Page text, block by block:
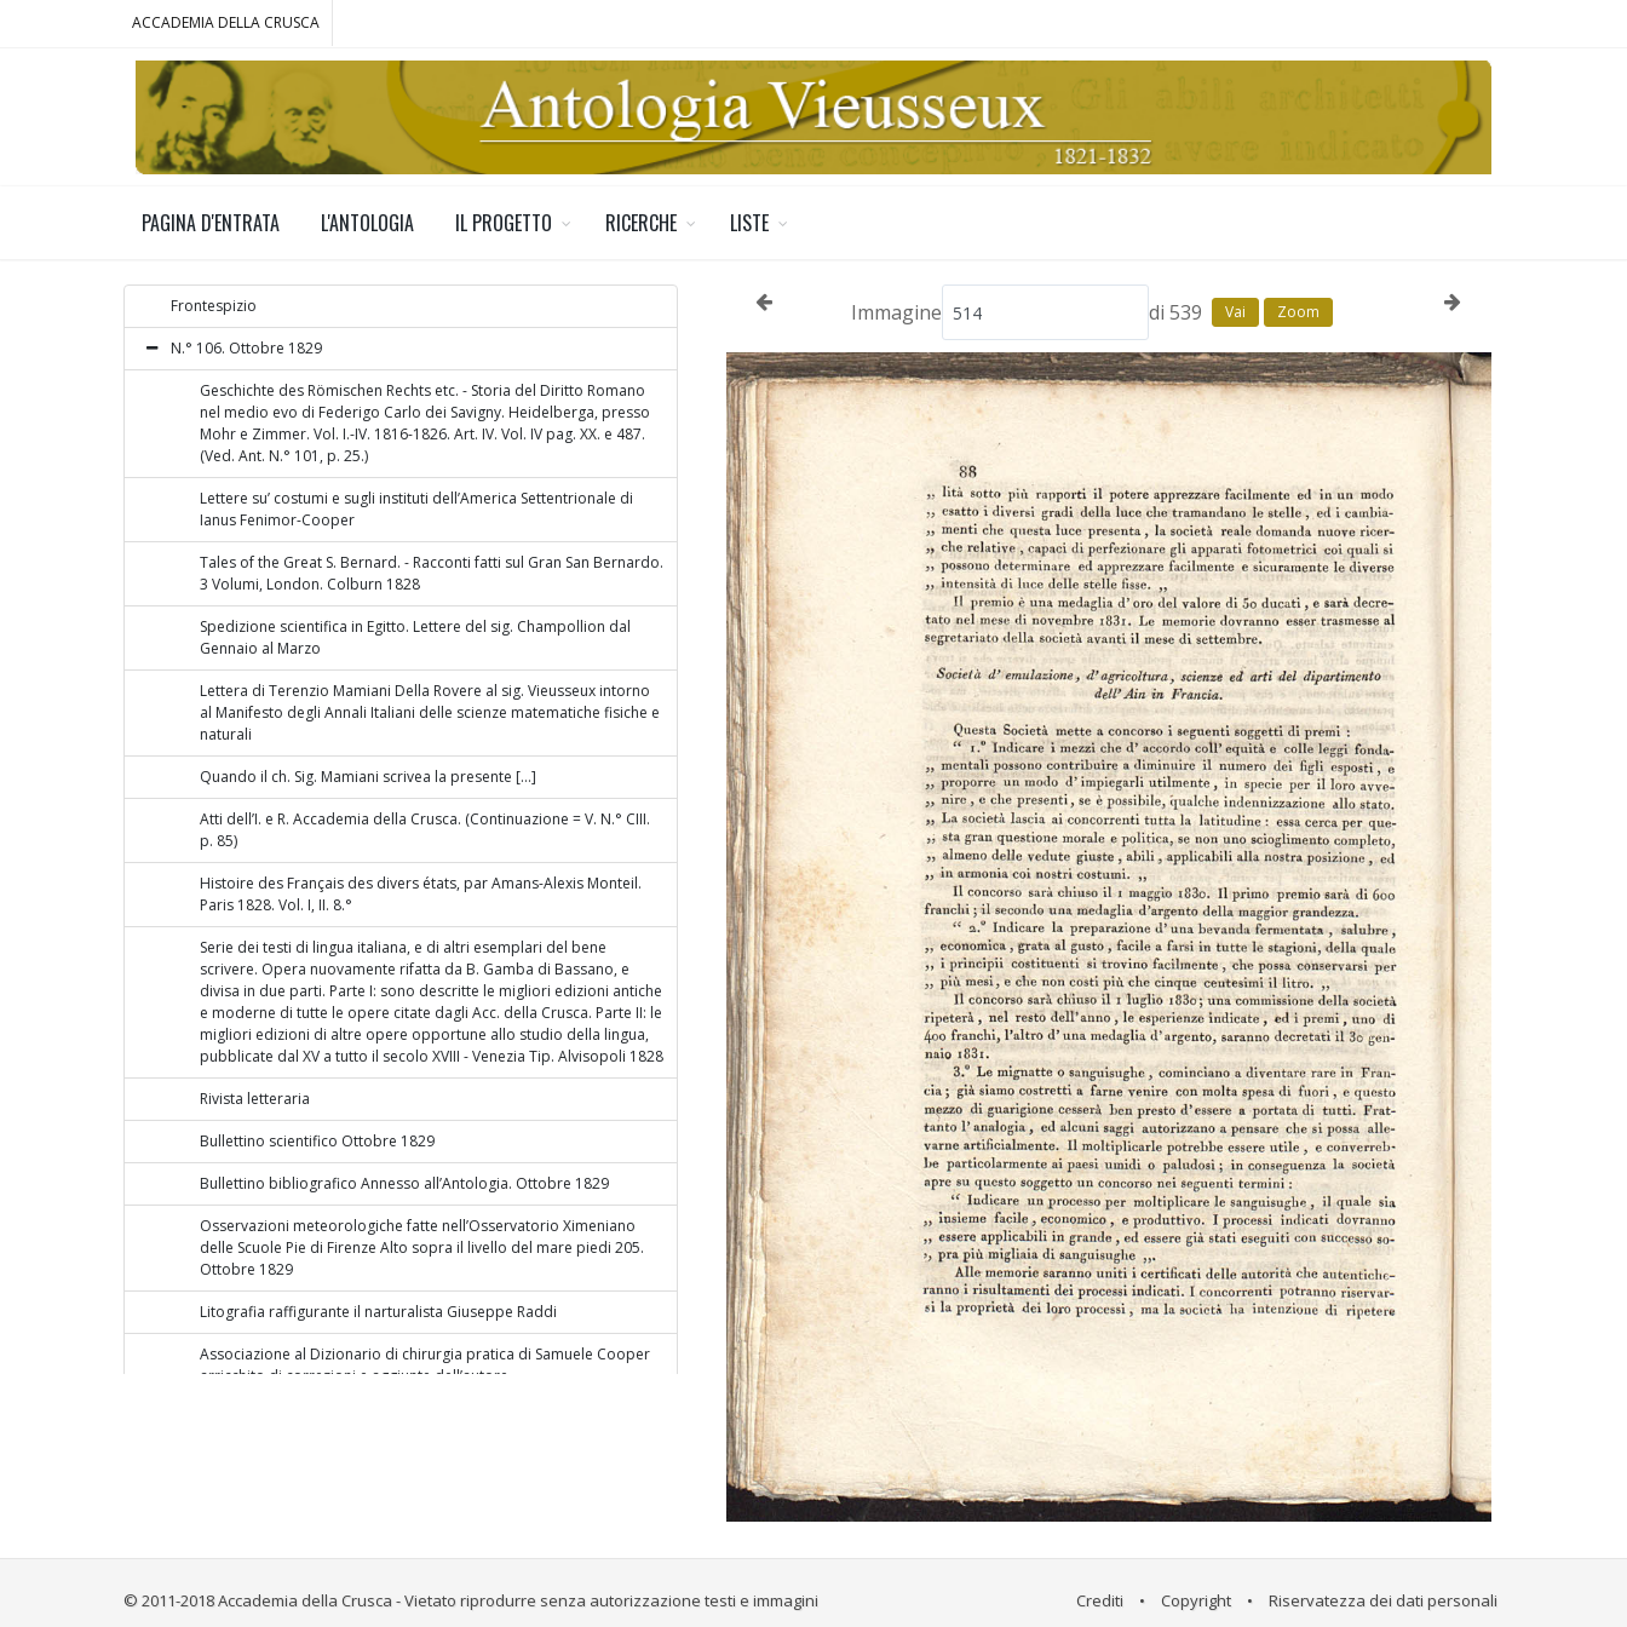
ACCADEMIA DELLA CRUSCA
PAGINA D'ENTRATA L'ANTOLOGIA IL PROGETTO RICERCHE LISTE
Frontespizio
N.° 106. Ottobre 1829
Geschichte des Römischen Rechts etc. - Storia del Diritto Romano
nel medio evo di Federigo Carlo dei Savigny. Heidelberga, presso
Mohr e Zimmer. Vol. I.-IV. 1816-1826. Art. IV. Vol. IV pag. XX. e 487.
(Ved. Ant. N.° 101, p. 25.)
Lettere su’ costumi e sugli instituti dell’America Settentrionale di
Ianus Fenimor-Cooper
Tales of the Great S. Bernard. - Racconti fatti sul Gran San Bernardo.
3 Volumi, London. Colburn 1828
Spedizione scientifica in Egitto. Lettere del sig. Champollion dal
Gennaio al Marzo
Lettera di Terenzio Mamiani Della Rovere al sig. Vieusseux intorno
al Manifesto degli Annali Italiani delle scienze matematiche fisiche e
naturali
Quando il ch. Sig. Mamiani scrivea la presente […]
Atti dell’I. e R. Accademia della Crusca. (Continuazione = V. N.° CIII.
p. 85)
Histoire des Français des divers états, par Amans-Alexis Monteil.
Paris 1828. Vol. I, II. 8.°
Serie dei testi di lingua italiana, e di altri esemplari del bene
scrivere. Opera nuovamente rifatta da B. Gamba di Bassano, e
divisa in due parti. Parte I: sono descritte le migliori edizioni antiche
e moderne di tutte le opere citate dagli Acc. della Crusca. Parte II: le
migliori edizioni di altre opere opportune allo studio della lingua,
pubblicate dal XV a tutto il secolo XVIII - Venezia Tip. Alvisopoli 1828
Rivista letteraria
Bullettino scientifico Ottobre 1829
Bullettino bibliografico Annesso all’Antologia. Ottobre 1829
Osservazioni meteorologiche fatte nell’Osservatorio Ximeniano
delle Scuole Pie di Firenze Alto sopra il livello del mare piedi 205.
Ottobre 1829
Litografia raffigurante il narturalista Giuseppe Raddi
Associazione al Dizionario di chirurgia pratica di Samuele Cooper
arricchito di correzioni e aggiunte dell’autore
coll’epigrafe oraziana: Haec placuit semper, decies repetita
Immagine di 539 Vai Zoom
Crediti • Copyright • Riservatezza dei dati personali
© 2011-2018 Accademia della Crusca - Vietato riprodurre senza autorizzazione testi e immagini